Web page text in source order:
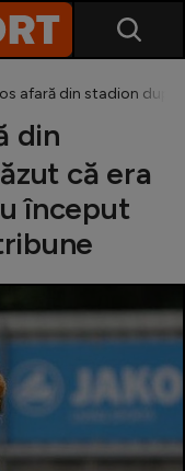
afară din stadion după
din
că era
început